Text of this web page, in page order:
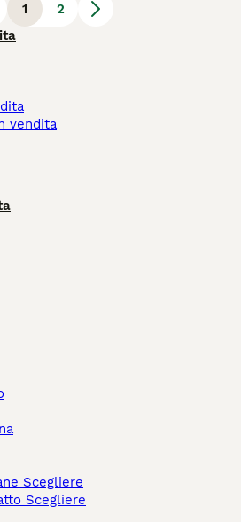
1
2
vendita
Scegliere
Scegliere